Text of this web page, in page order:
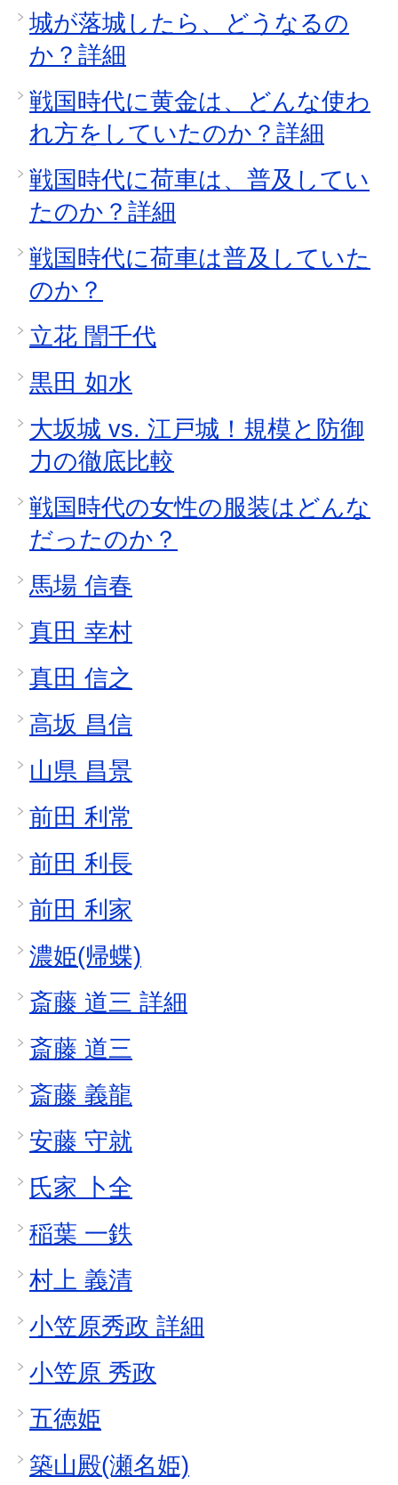
城が落城したら、どうなるの
か？詳細
戦国時代に黄金は、どんな使わ
れ方をしていたのか？詳細
戦国時代に荷車は、普及してい
たのか？詳細
戦国時代に荷車は普及していた
のか？
立花 誾千代
黒田 如水
大坂城 vs. 江戸城！規模と防御
力の徹底比較
戦国時代の女性の服装はどんな
だったのか？
馬場 信春
真田 幸村
真田 信之
高坂 昌信
山県 昌景
前田 利常
前田 利長
前田 利家
濃姫(帰蝶)
斎藤 道三 詳細
斎藤 道三
斎藤 義龍
安藤 守就
氏家 卜全
稲葉 一鉄
村上 義清
小笠原秀政 詳細
小笠原 秀政
五徳姫
築山殿(瀬名姫)